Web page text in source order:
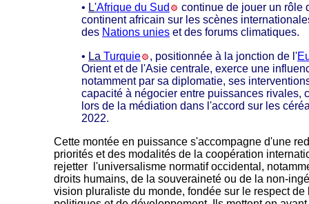
• L'Afrique du Sud
continue de jouer un rôle
continent africain sur les scènes
des Nations unies et des forums climatiques.
• La Turquie , positionnée à la jonction de l'
Orient et de l'Asie centrale, exerce une
notamment par sa diplomatie, ses
capacité à négocier entre puissances rivales,
lors de la médiation dans l'accord sur les
2022.
Cette montée en puissance s'accompagne d'une
priorités et des modalités de la coopération
rejetter l'universalisme normatif occidental,
droits humains, de la souveraineté ou de la non-
vision pluraliste du monde, fondée sur le respect